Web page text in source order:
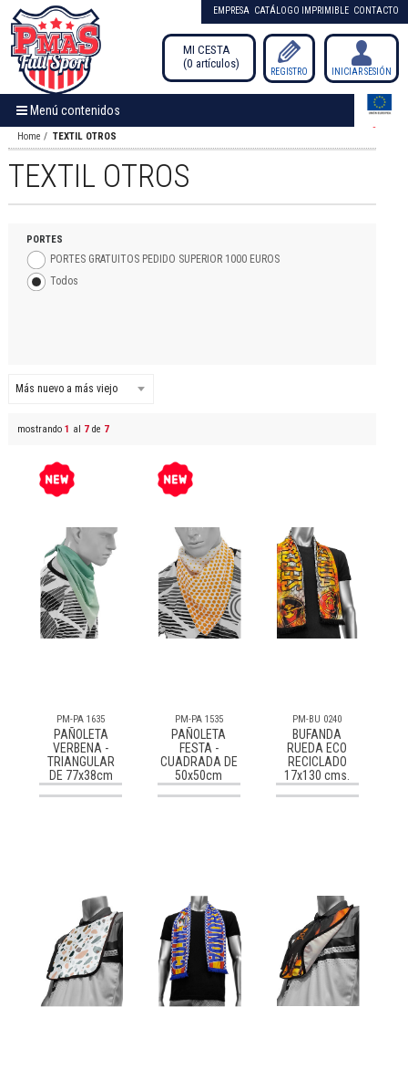
REGISTRO INICIAR SESIÓN
MI CESTA
0 artículos
EMPRESA CATÁLOGO IMPRIMIBLE CONTACTO
Menú contenidos
Home TEXTIL OTROS
TEXTIL OTROS
PORTES
PORTES GRATUITOS PEDIDO SUPERIOR 1000 EUROS
Todos
mostrando 1 al 7de 7
PM-PA 1635
PAÑOLETA
VERBENA -
TRIANGULAR
DE 77x38cm
PM-PA 1535
PAÑOLETA
FESTA -
CUADRADA DE
50x50cm
PM-BU 0240
BUFANDA
RUEDA ECO
RECICLADO
17x130 cms.